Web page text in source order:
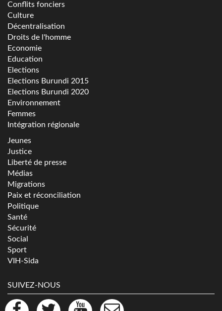
Conflits fonciers
Culture
Décentralisation
Droits de l'homme
Economie
Education
Elections
Elections Burundi 2015
Elections Burundi 2020
Environnement
Femmes
Intégration régionale
Jeunes
Justice
Liberté de presse
Médias
Migrations
Paix et réconciliation
Politique
Santé
Sécurité
Social
Sport
VIH-Sida
SUIVEZ-NOUS